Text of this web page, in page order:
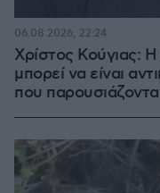
Χρίστος Κούγιας:
μπορεί να είναι
που
06.08.2026, 22:24